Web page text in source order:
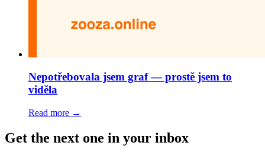
Nepotřebovala jsem graf — prostě jsem to
viděla
Read more →
Get the next one in your inbox